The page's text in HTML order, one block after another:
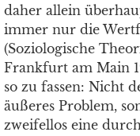
daher allein
immer nur die
(Soziologische
Frankfurt am Main
so zu fassen: Nicht
äußeres Problem,
zweifellos eine